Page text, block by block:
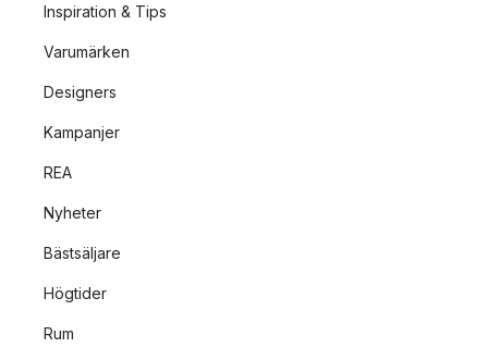
Inspiration & Tips
Varumärken
Designers
Kampanjer
REA
Nyheter
Bästsäljare
Högtider
Rum